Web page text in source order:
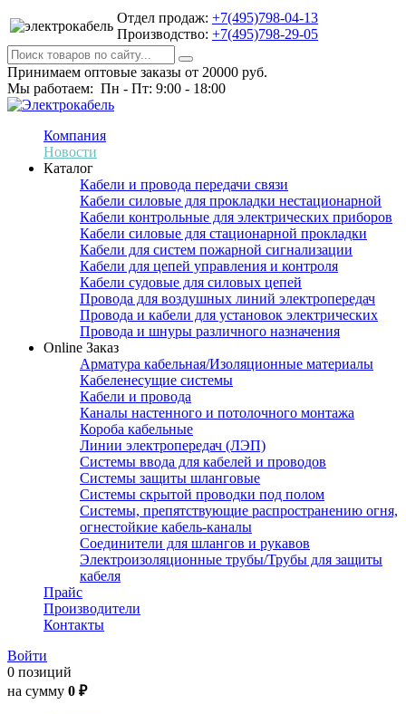
Отдел продаж: +7(495)798-04-13
Производство: +7(495)798-29-05
Принимаем оптовые заказы от 20000 руб.
Мы работаем: Пн - Пт: 9:00 - 18:00
Компания
Новости
Каталог
Кабели и провода передачи связи
Кабели силовые для прокладки нестационарной
Кабели контрольные для электрических приборов
Кабели силовые для стационарной прокладки
Кабели для систем пожарной сигнализации
Кабели для цепей управления и контроля
Кабели судовые для силовых цепей
Провода для воздушных линий электропередач
Провода и кабели для установок электрических
Провода и шнуры различного назначения
Online Заказ
Арматура кабельная/Изоляционные материалы
Кабеленесущие системы
Кабели и провода
Каналы настенного и потолочного монтажа
Короба кабельные
Линии электропередач (ЛЭП)
Системы ввода для кабелей и проводов
Системы защиты шланговые
Системы скрытой проводки под полом
Системы, препятствующие распространению огня,
огнестойкие кабель-каналы
Соединители для шлангов и рукавов
Электроизоляционные трубы/Трубы для защиты
кабеля
Прайс
Производители
Контакты
Войти
0 позиций
на сумму 0 ₽